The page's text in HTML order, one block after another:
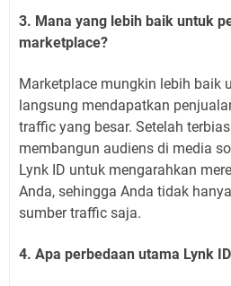
3. Mana yang lebih baik untuk
marketplace?
Marketplace mungkin lebih baik
langsung mendapatkan
traffic yang besar. Setelah
membangun audiens di media
Lynk ID untuk mengarahkan
Anda, sehingga Anda tidak
sumber traffic saja.
4. Apa perbedaan utama Lynk